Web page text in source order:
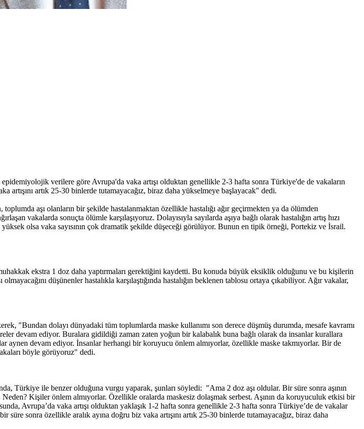
verilere göre Avrupa'da vaka artışı olduktan genellikle 2-3 hafta sonra Türkiye'de de vakaların
artışını artık 25-30 binlerde tutamayacağız, biraz daha yükselmeye başlayacak" dedi.
aşı olanların bir şekilde hastalanmaktan özellikle hastalığı ağır geçirmekten ya da ölümden
vakalarda sonuçta ölümle karşılaşıyoruz. Dolayısıyla sayılarda aşıya bağlı olarak hastalığın artış hızı
yüksek olsa vaka sayısının çok dramatik şekilde düşeceği görülüyor. Bunun en tipik örneği, Portekiz ve İsrail.
ekstra 1 doz daha yaptırmaları gerektiğini kaydetti. Bu konuda büyük eksiklik olduğunu ve bu kişilerin
düşünenler hastalıkla karşılaştığında hastalığın beklenen tablosu ortaya çıkabiliyor. Ağır vakalar,
"Bundan dolayı dünyadaki tüm toplumlarda maske kullanımı son derece düşmüş durumda, mesafe kavramı
devam ediyor. Buralara gidildiği zaman zaten yoğun bir kalabalık buna bağlı olarak da insanlar kurallara
aynen devam ediyor. İnsanlar herhangi bir koruyucu önlem almıyorlar, özellikle maske takmıyorlar. Bir de
böyle görüyoruz" dedi.
Türkiye ile benzer olduğuna vurgu yaparak, şunları söyledi: "Ama 2 doz aşı oldular. Bir süre sonra aşının
Kişiler önlem almıyorlar. Özellikle oralarda maskesiz dolaşmak serbest. Aşının da koruyuculuk etkisi bir
Avrupa’da vaka artışı olduktan yaklaşık 1-2 hafta sonra genellikle 2-3 hafta sonra Türkiye’de de vakalar
sonra özellikle aralık ayına doğru biz vaka artışını artık 25-30 binlerde tutamayacağız, biraz daha